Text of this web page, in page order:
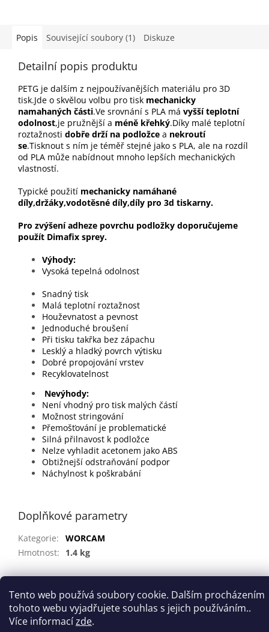
Tento web používá soubory cookie. Dalším procházením
tohoto webu vyjadřujete souhlas s jejich používáním..
Více informacízde.
Popis Související soubory (1) Diskuze
Detailní popis produktu
PETG je dalším z nejpoužívanějších materiálu pro 3D
tisk.Jde o skvělou volbu pro tisk mechanicky
namahaných části.Ve srovnání s PLA má vyšší teplotní
odolnost,je pružnější a méně křehký.Díky malé teplotní
roztažnosti dobře drží na podložce a nekroutí
se.Tisknout s ním je téměř stejné jako s PLA, ale na rozdíl
od PLA může nabídnout mnoho lepších mechanických
vlastností.
Typické použití mechanicky namáhané
díly,držáky,vodotěsné díly,díly pro 3d tiskarny.
Pro zvýšení adheze povrchu podložky doporučujeme
použít Dimafix sprey.
Vysoká tepelná odolnost
Snadný tisk
Malá teplotní roztažnost
Houževnatost a pevnost
Jednoduché broušení
Při tisku takřka bez zápachu
Lesklý a hladký povrch výtisku
Dobré propojování vrstev
Recyklovatelnost
Nevýhody:
Není vhodný pro tisk malých částí
Možnost stringování
Přemošťování je problematické
Silná přilnavost k podložce
Nelze vyhladit acetonem jako ABS
Obtižnejší odstraňování podpor
Náchylnost k poškrabání
Doplňkové parametry
Kategorie:
WORCAM
Hmotnost: 1.4 kg
Vytvořil Shoptet